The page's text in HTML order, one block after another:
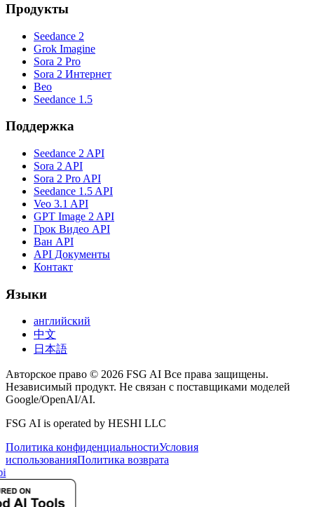
Продукты
Seedance 2
Grok Imagine
Sora 2 Pro
Sora 2 Интернет
Вео
Seedance 1.5
Поддержка
Seedance 2 API
Sora 2 API
Sora 2 Pro API
Seedance 1.5 API
Veo 3.1 API
GPT Image 2 API
Грок Видео API
Ван API
API Документы
Контакт
Языки
английский
中文
日本語
Авторское право © 2026 FSG AI Все права защищены.
Независимый продукт. Не связан с поставщиками моделей
Google/OpenAI/AI.
FSG AI is operated by HESHI LLC
Политика конфиденциальностиУсловия
использованияПолитика возврата